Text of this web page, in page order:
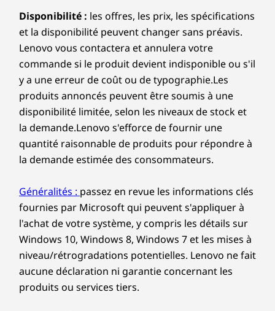
Montré avec la carte graphique discrète en option.
des appareils, branchez les moniteurs et
alimentez les tâches sans hésiter. Parfait pour
les professionnels et les passionnés de
technologie qui ont besoin d'une connectivité
fiable et sans tracas.
Ports/Fentes
Avant :
En option : Lecteur de carte
Combinaison casque / microphone
USB-C®(USB 20 Gbps)
2 x USB-A (USB 5 Gbps)
2 x USB-A (USB 10 Gbps)
Sortie audio
En option : Flex IO
HDMI ®2.1 (prend en charge la résolution jusqu'à 4K @
60 Hz)
2 x DisplayPort™ 1.4
2 x USB-A (USB haute vitesse)
2 x USB-A (USB 5 Gbps), un avec alimentation du clavier
Disponibilité : les offres, les prix, les spécifications
et la disponibilité peuvent changer sans préavis.
Lenovo vous contactera et annulera votre
commande si le produit devient indisponible ou s'il
y a une erreur de coût ou de typographie.Les
produits annoncés peuvent être soumis à une
disponibilité limitée, selon les niveaux de stock et
la demande.Lenovo s'efforce de fournir une
quantité raisonnable de produits pour répondre à
la demande estimée des consommateurs.
Généralités : passez en revue les informations clés
fournies par Microsoft qui peuvent s'appliquer à
l'achat de votre système, y compris les détails sur
Windows 10, Windows 8, Windows 7 et les mises à
niveau/rétrogradations potentielles. Lenovo ne fait
aucune déclaration ni garantie concernant les
produits ou services tiers.